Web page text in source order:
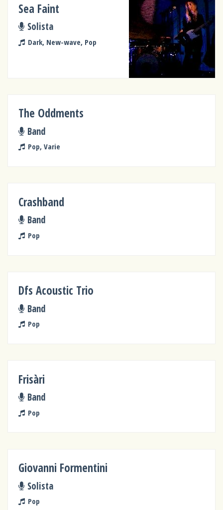
Sea Faint
Solista
Dark, New-wave, Pop
The Oddments
Band
Pop, Varie
Crashband
Band
Pop
Dfs Acoustic Trio
Band
Pop
Frisàri
Band
Pop
Giovanni Formentini
Solista
Pop